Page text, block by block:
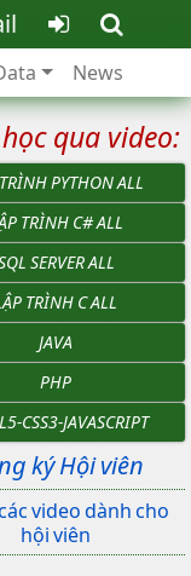
News
qua video:
PYTHON ALL
TRÌNH C# ALL
SERVER ALL
TRÌNH C ALL
JAVA
PHP
CSS3-JAVASCRIPT
ký Hội viên
video dành cho
hội viên